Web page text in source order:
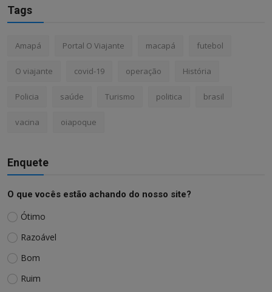
Tags
Amapá Portal O Viajante macapá futebol
O viajante covid-19 operação História
Policia saúde Turismo politica brasil
vacina oiapoque
Enquete
O que vocês estão achando do nosso site?
Ótimo
Razoável
Bom
Ruim